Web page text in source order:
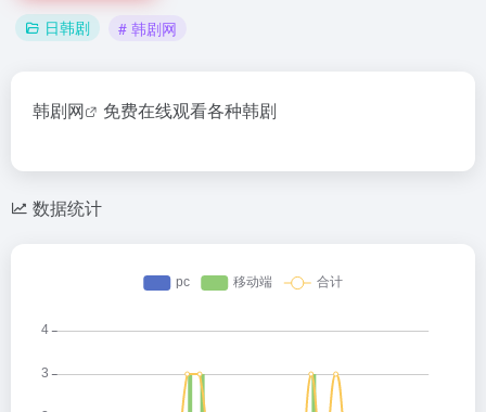
日韩剧 # 韩剧网
韩剧网 免费在线观看各种韩剧
数据统计